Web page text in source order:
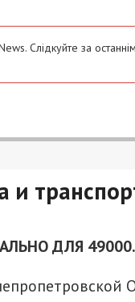
Слідкуйте за
и
ДЛЯ